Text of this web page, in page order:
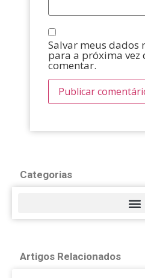
Salvar meus dados
para a próxima vez
comentar.
Categorias
Artigos Relacionados